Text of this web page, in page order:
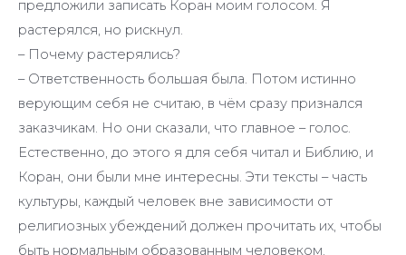
предложили записать Коран моим голосом. Я
растерялся, но рискнул.
– Почему растерялись?
– Ответственность большая была. Потом истинно
верующим себя не считаю, в чём сразу признался
заказчикам. Но они сказали, что главное – голос.
Естественно, до этого я для себя читал и Библию, и
Коран, они были мне интересны. Эти тексты – часть
культуры, каждый человек вне зависимости от
религиозных убеждений должен прочитать их, чтобы
быть нормальным образованным человеком.